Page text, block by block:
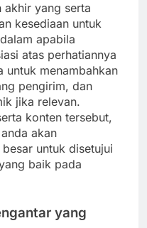
akhir yang serta
kesediaan untuk
apabila
atas perhatiannya
untuk menambahkan
pengirim, dan
jika relevan.
konten tersebut,
akan
untuk disetujui
baik pada
yang